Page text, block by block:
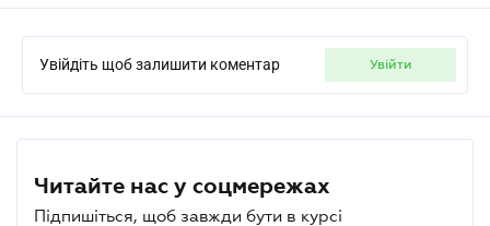
Увійдіть щоб залишити коментар увійти
Читайте нас у соцмережах
Підпишіться, щоб завжди бути в курсі